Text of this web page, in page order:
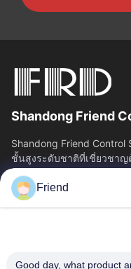
Shandong Friend
Shandong Friend Control
ชั้นสูงระดับชาติที่เชี่ยวชาญ
บริการควบคุมอุตสาหกรรม...
ลิงค์เร็ว
ทัวร์โรงงาน
Friend
Good day, what product